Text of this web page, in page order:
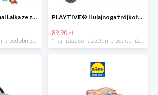
MATTEL Enchantimal Lalka ze zwierzątkiem
*najniższa cena z 30 dni przed obniżką
PLAYTIVE® Hulajnoga trójkołowa Tri Scooter z diodami LED
89.90 zł
*najniższa cena z 30 dni przed obniżką